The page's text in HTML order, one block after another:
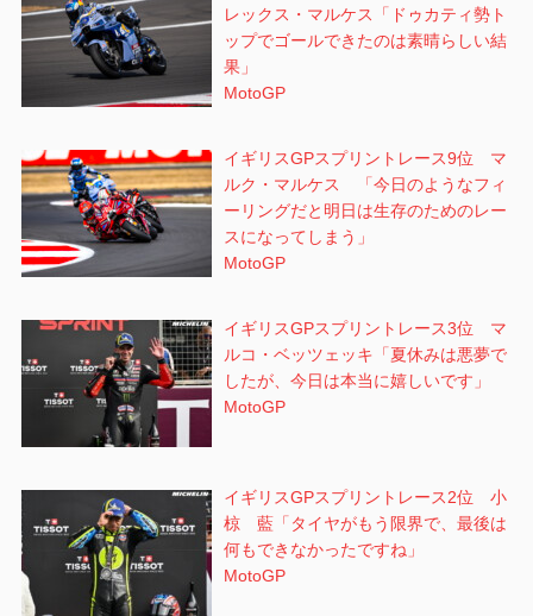
レックス・マルケス「ドゥカティ勢ト
ップでゴールできたのは素晴らしい結
果」
MotoGP
イギリスGPスプリントレース9位 マ
ルク・マルケス 「今日のようなフィ
ーリングだと明日は生存のためのレー
スになってしまう」
MotoGP
イギリスGPスプリントレース3位 マ
ルコ・ベッツェッキ「夏休みは悪夢で
したが、今日は本当に嬉しいです」
MotoGP
イギリスGPスプリントレース2位 小
椋 藍「タイヤがもう限界で、最後は
何もできなかったですね」
MotoGP